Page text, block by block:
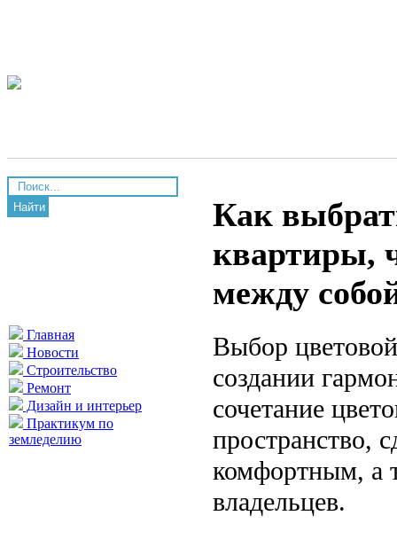
Найти
Главная
Новости
Строительство
Ремонт
Дизайн и интерьер
Практикум по
земледелию
Как
квартиры,
между
Выбор
создании
сочетание
пространство,
комфортным, а
владельцев.